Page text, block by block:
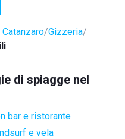
Gizzeria
di spiagge nel
bar e ristorante
e vela